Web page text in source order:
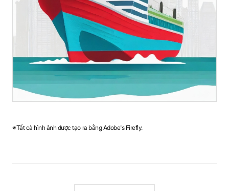
※Tất cả hình ảnh được tạo ra bằng Adobe's Firefly.